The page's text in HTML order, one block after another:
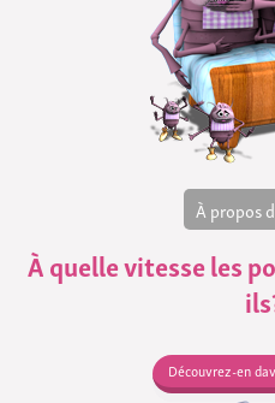
À propos
À quelle vitesse les
Découvrez-en